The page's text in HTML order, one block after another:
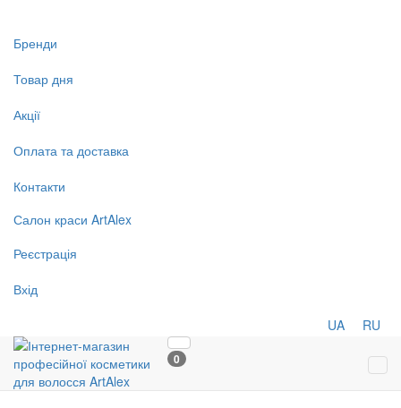
Бренди
Товар дня
Акції
Оплата та доставка
Контакти
Салон краси ArtAlex
Реєстрація
Вхід
UA RU
0